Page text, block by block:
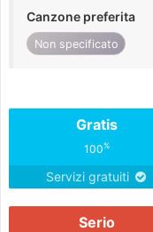
Canzone preferita
Non specificato
Gratis
100%
Servizi gratuiti
Serio